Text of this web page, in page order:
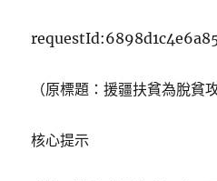
（原標題：援疆扶貧為脫貧
核心提示